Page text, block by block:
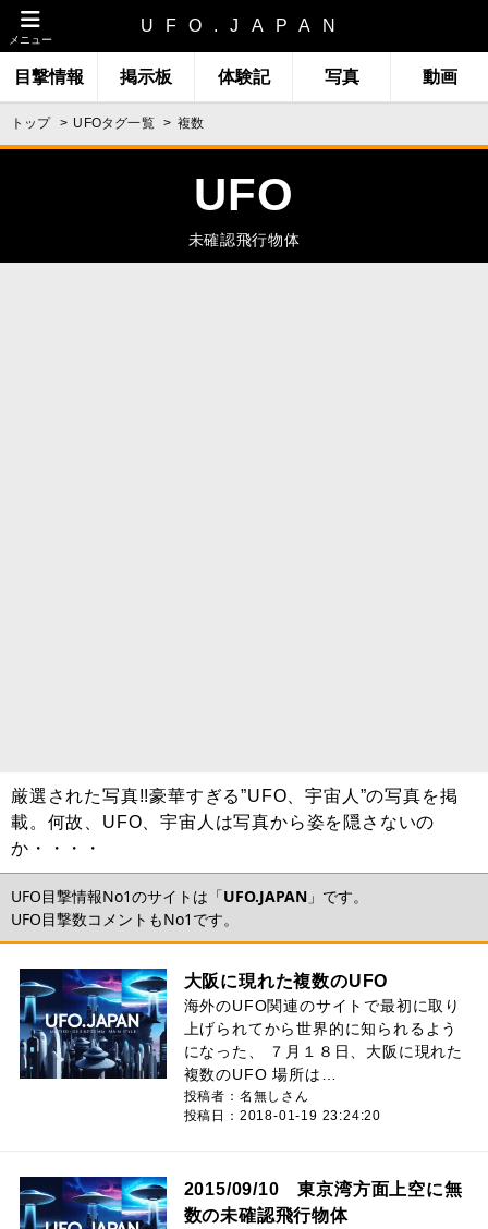
メニュー
UFO.JAPAN
目撃情報 掲示板 体験記 写真 動画
トップ UFOタグ一覧 複数
UFO
未確認飛行物体
厳選された写真!!豪華すぎる”UFO、宇宙人”の写真を掲
載。何故、UFO、宇宙人は写真から姿を隠さないの
か・・・・
UFO目撃情報No1のサイトは「UFO.JAPAN 」です。
UFO目撃数コメントもNo1です。
大阪に現れた複数のUFO
海外のUFO関連のサイトで最初に取り
上げられてから世界的に知られるよう
になった、 ７月１８日、大阪に現れた
複数のUFO 場所は…
投稿者：名無しさん
投稿日：2018-01-19 23:24:20
2015/09/10 東京湾方面上空に無
数の未確認飛行物体